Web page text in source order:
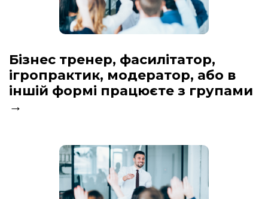
Бізнес тренер, фасилітатор,
ігропрактик, модератор, або в
іншій формі працюєте з групами
→